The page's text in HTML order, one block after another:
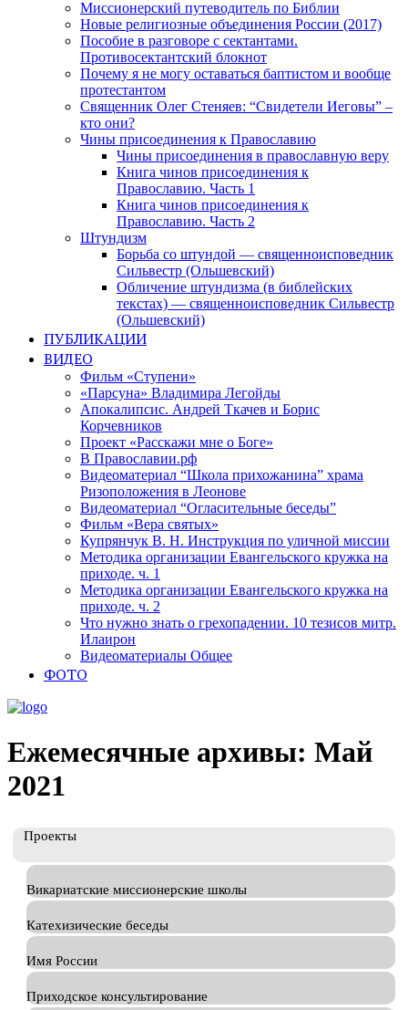
Миссионерский путеводитель по Библии
Новые религиозные объединения России (2017)
Пособие в разговоре с сектантами.
Противосектантский блокнот
Почему я не могу оставаться баптистом и вообще
протестантом
Священник Олег Стеняев: “Свидетели Иеговы” –
кто они?
Чины присоединения к Православию
Чины присоединения в православную веру
Книга чинов присоединения к
Православию. Часть 1
Книга чинов присоединения к
Православию. Часть 2
Штундизм
Борьба со штундой — священноисповедник
Сильвестр (Ольшевский)
Обличение штундизма (в библейских
текстах) — священноисповедник Сильвестр
(Ольшевский)
ПУБЛИКАЦИИ
ВИДЕО
Фильм «Ступени»
«Парсуна» Владимира Легойды
Апокалипсис. Андрей Ткачев и Борис
Корчевников
Проект «Расскажи мне о Боге»
В Православии.рф
Видеоматериал “Школа прихожанина” храма
Ризоположения в Леонове
Видеоматериал “Огласительные беседы”
Фильм «Вера святых»
Купрянчук В. Н. Инструкция по уличной миссии
Методика организации Евангельского кружка на
приходе. ч. 1
Методика организации Евангельского кружка на
приходе. ч. 2
Что нужно знать о грехопадении. 10 тезисов митр.
Илаирон
Видеоматериалы Общее
ФОТО
Ежемесячные архивы: Май
2021
Проекты
Викариатские миссионерские школы
Катехизические беседы
Имя России
Приходское консультирование